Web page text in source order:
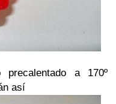
a 170º
así